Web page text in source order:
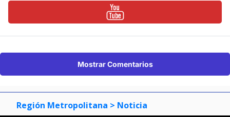
Mostrar Comentarios
Región Metropolitana > Noticia